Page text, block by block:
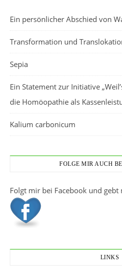
Ein persönlicher Abschied von
Transformation und
Sepia
Ein Statement zur Initiative
die Homöopathie als
Kalium carbonicum
FOLGE MIR AUCH
Folgt mir bei Facebook und
LINKS